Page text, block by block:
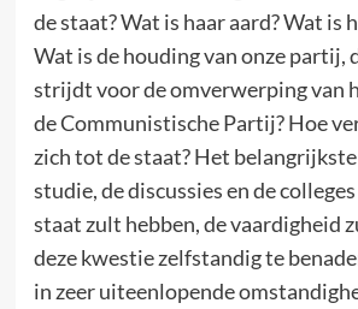
de staat? Wat is haar aard? Wat is
Wat is de houding van onze partij,
strijdt voor de omverwerping van
de Communistische Partij? Hoe
zich tot de staat? Het
studie, de discussies en de
staat zult hebben, de vaardigheid
deze kwestie zelfstandig te
in zeer uiteenlopende